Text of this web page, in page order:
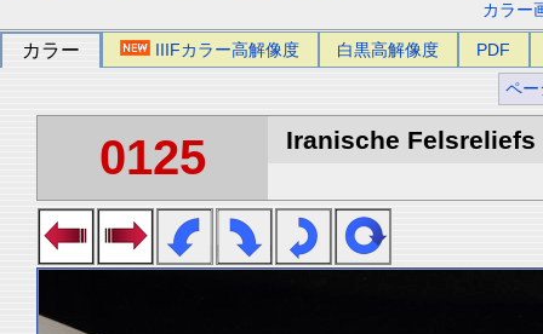
カラー
カラー IIIFカラー高解像度 白黒高解像度 PDF
ペー
0125 Iranische Felsreliefs